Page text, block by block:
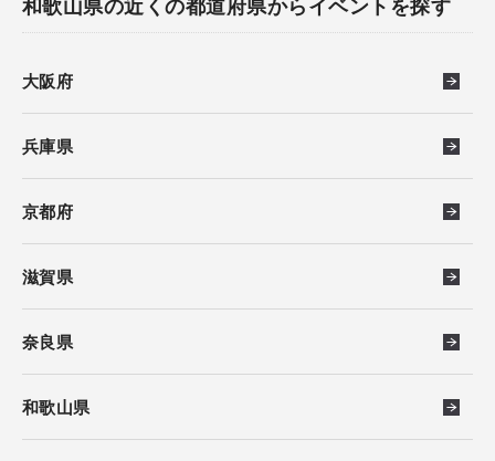
大阪府
兵庫県
京都府
滋賀県
奈良県
和歌山県